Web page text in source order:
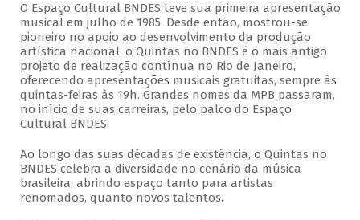
O Espaço Cultural BNDES teve sua primeira apresentação
musical em julho de 1985. Desde então, mostrou-se
pioneiro no apoio ao desenvolvimento da produção
artística nacional: o Quintas no BNDES é o mais antigo
projeto de realização contínua no Rio de Janeiro,
oferecendo apresentações musicais gratuitas, sempre às
quintas-feiras às 19h. Grandes nomes da MPB passaram,
no início de suas carreiras, pelo palco do Espaço
Cultural BNDES.
Ao longo das suas décadas de existência, o Quintas no
BNDES celebra a diversidade no cenário da música
brasileira, abrindo espaço tanto para artistas
renomados, quanto novos talentos.